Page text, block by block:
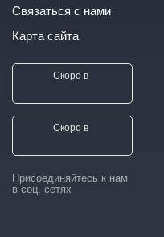
Связаться с нами
Карта сайта
Скоро в
Скоро в
Присоединяйтесь к нам
в соц. сетях